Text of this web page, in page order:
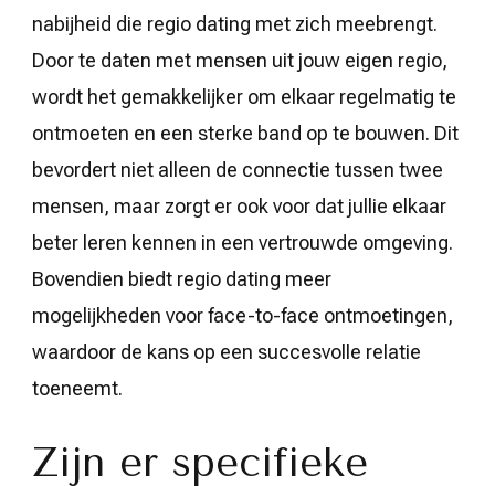
nabijheid die regio dating met zich meebrengt.
Door te daten met mensen uit jouw eigen regio,
wordt het gemakkelijker om elkaar regelmatig te
ontmoeten en een sterke band op te bouwen. Dit
bevordert niet alleen de connectie tussen twee
mensen, maar zorgt er ook voor dat jullie elkaar
beter leren kennen in een vertrouwde omgeving.
Bovendien biedt regio dating meer
mogelijkheden voor face-to-face ontmoetingen,
waardoor de kans op een succesvolle relatie
toeneemt.
Zijn er specifieke